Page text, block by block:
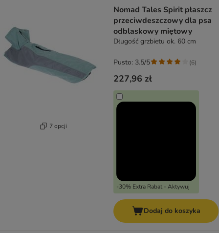
7 opcji
Nomad Tales Spirit płaszcz
przeciwdeszczowy dla psa
odblaskowy miętowy
Długość grzbietu ok. 60 cm
227,96 zł
-30% Extra Rabat - Aktywuj
Pusto: 3.5/5 (6)
Dodaj do koszyka